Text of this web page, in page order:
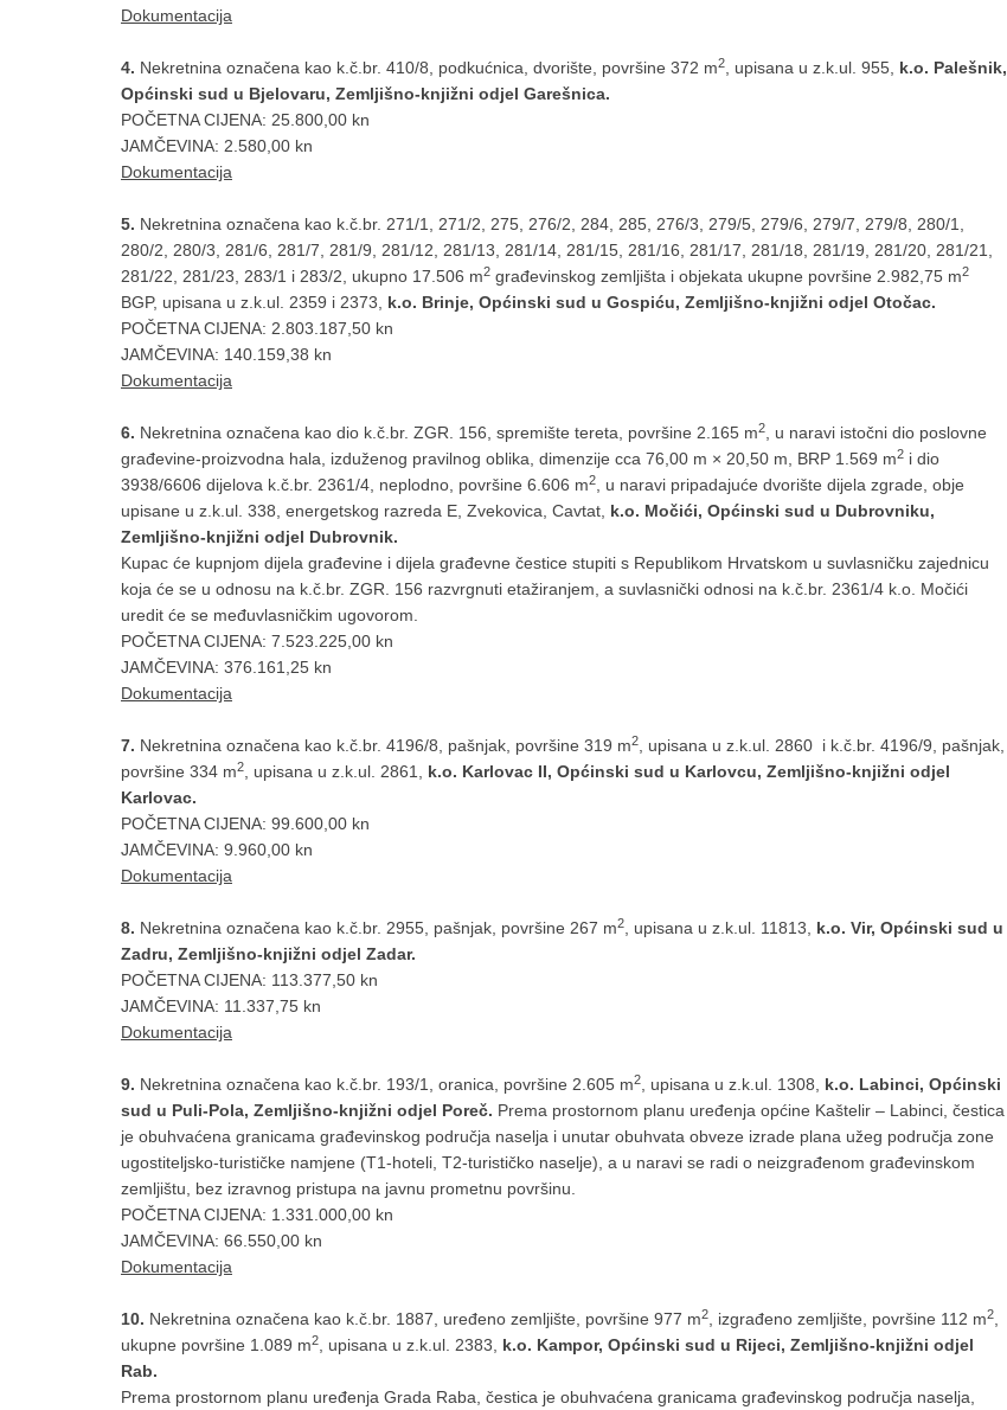
Dokumentacija
4. Nekretnina označena kao k.č.br. 410/8, podkućnica, dvorište, površine 372 m2 , upisana u z.k.ul. 955, k.o. Palešnik,
Općinski sud u Bjelovaru, Zemljišno-knjižni odjel Garešnica.
POČETNA CIJENA: 25.800,00 kn
JAMČEVINA: 2.580,00 kn
Dokumentacija
5. Nekretnina označena kao k.č.br. 271/1, 271/2, 275, 276/2, 284, 285, 276/3, 279/5, 279/6, 279/7, 279/8, 280/1,
280/2, 280/3, 281/6, 281/7, 281/9, 281/12, 281/13, 281/14, 281/15, 281/16, 281/17, 281/18, 281/19, 281/20, 281/21,
281/22, 281/23, 283/1 i 283/2, ukupno 17.506 m2 građevinskog zemljišta i objekata ukupne površine 2.982,75 m2
BGP, upisana u z.k.ul. 2359 i 2373, k.o. Brinje, Općinski sud u Gospiću, Zemljišno-knjižni odjel Otočac.
POČETNA CIJENA: 2.803.187,50 kn
JAMČEVINA: 140.159,38 kn
Dokumentacija
6. Nekretnina označena kao dio k.č.br. ZGR. 156, spremište tereta, površine 2.165 m2
, u naravi istočni dio poslovne
građevine-proizvodna hala, izduženog pravilnog oblika, dimenzije cca 76,00 m × 20,50 m, BRP 1.569 m2 i dio
3938/6606 dijelova k.č.br. 2361/4, neplodno, površine 6.606 m2
, u naravi pripadajuće dvorište dijela zgrade, obje
upisane u z.k.ul. 338, energetskog razreda E, Zvekovica, Cavtat, k.o. Močići, Općinski sud u Dubrovniku,
Zemljišno-knjižni odjel Dubrovnik.
Kupac će kupnjom dijela građevine i dijela građevne čestice stupiti s Republikom Hrvatskom u suvlasničku zajednicu
koja će se u odnosu na k.č.br. ZGR. 156 razvrgnuti etažiranjem, a suvlasnički odnosi na k.č.br. 2361/4 k.o. Močići
uredit će se međuvlasničkim ugovorom.
POČETNA CIJENA: 7.523.225,00 kn
JAMČEVINA: 376.161,25 kn
Dokumentacija
7. Nekretnina označena kao k.č.br. 4196/8, pašnjak, površine 319 m2
, upisana u z.k.ul. 2860 i k.č.br. 4196/9, pašnjak,
površine 334 m2 , upisana u z.k.ul. 2861, k.o. Karlovac II, Općinski sud u Karlovcu, Zemljišno-knjižni odjel
Karlovac.
POČETNA CIJENA: 99.600,00 kn
JAMČEVINA: 9.960,00 kn
Dokumentacija
8. Nekretnina označena kao k.č.br. 2955, pašnjak, površine 267 m2 , upisana u z.k.ul. 11813, k.o. Vir, Općinski sud u
Zadru, Zemljišno-knjižni odjel Zadar.
POČETNA CIJENA: 113.377,50 kn
JAMČEVINA: 11.337,75 kn
Dokumentacija
9. Nekretnina označena kao k.č.br. 193/1, oranica, površine 2.605 m2 , upisana u z.k.ul. 1308, k.o. Labinci, Općinski
sud u Puli-Pola, Zemljišno-knjižni odjel Poreč. Prema prostornom planu uređenja općine Kaštelir – Labinci, čestica
je obuhvaćena granicama građevinskog područja naselja i unutar obuhvata obveze izrade plana užeg područja zone
ugostiteljsko-turističke namjene (T1-hoteli, T2-turističko naselje), a u naravi se radi o neizgrađenom građevinskom
zemljištu, bez izravnog pristupa na javnu prometnu površinu.
POČETNA CIJENA: 1.331.000,00 kn
JAMČEVINA: 66.550,00 kn
Dokumentacija
10. Nekretnina označena kao k.č.br. 1887, uređeno zemljište, površine 977 m2 , izgrađeno zemljište, površine 112 m2
ukupne površine 1.089 m2 , upisana u z.k.ul. 2383, k.o. Kampor, Općinski sud u Rijeci, Zemljišno-knjižni odjel
Rab.
Prema prostornom planu uređenja Grada Raba, čestica je obuhvaćena granicama građevinskog područja naselja,